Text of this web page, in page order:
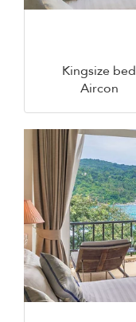
Kingsize bed
Aircon